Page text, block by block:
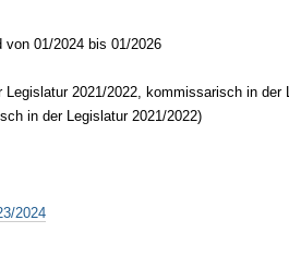
01/2024 bis 01/2026
2021/2022, kommissarisch in der
in der Legislatur 2021/2022)
2024